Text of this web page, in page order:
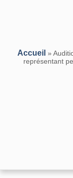
Accueil »
représentant